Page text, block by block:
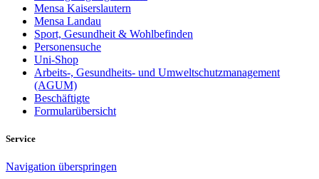
Mensa Kaiserslautern
Mensa Landau
Sport, Gesundheit & Wohlbefinden
Personensuche
Uni-Shop
Arbeits-, Gesundheits- und Umweltschutzmanagement
(AGUM)
Beschäftigte
Formularübersicht
Service
Navigation überspringen